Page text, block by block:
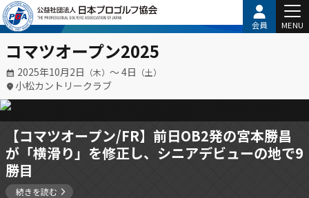
会員 MENU
コマツオープン2025
2025年10月2日 （木） 〜 4日 （土）
小松カントリークラブ
【コマツオープン/FR】前日OB2発の宮本勝昌
が「横滑り」を修正し、シニアデビューの地で9
勝目
続きを読む